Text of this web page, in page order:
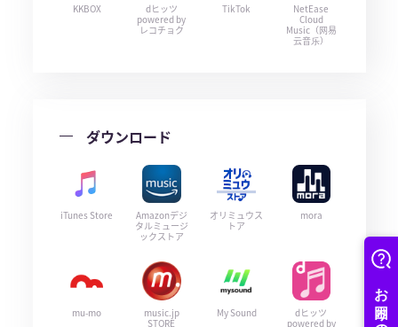
KKBOX
dヒッツ
powered by
レコチョク
TikTok
NetEase
Cloud
Music（网易
云音乐）
ダウンロード
iTunes Store
Amazonデジ
タルミュージ
ックストア
オリミュウス
トア
mora
mu-mo
music.jp
STORE
My Sound
dヒッツ
powered by